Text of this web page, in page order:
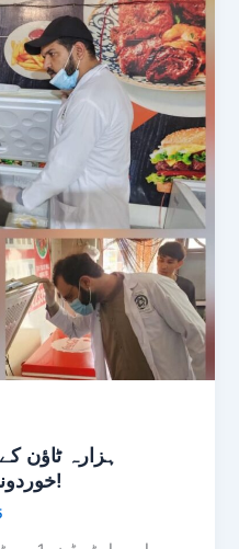
ہزارہ ٹاؤن
خوردونوش کے مراکز کی چیکنگ!